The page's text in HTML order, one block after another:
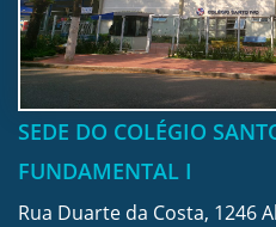
SEDE DO COLÉGIO
FUNDAMENTAL I
Rua Duarte da Costa, 1246